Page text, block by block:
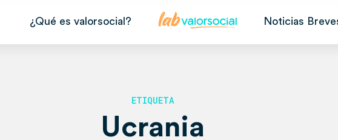
¿Qué es valorsocial? Noticias
ETIQUETA
Ucrania